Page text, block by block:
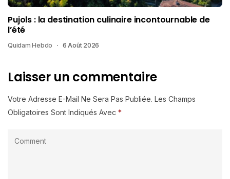
Pujols : la destination culinaire incontournable de
l’été
Quidam Hebdo 6 Août 2026
Laisser un commentaire
Votre Adresse E-Mail Ne Sera Pas Publiée. Les Champs
Obligatoires Sont Indiqués Avec *